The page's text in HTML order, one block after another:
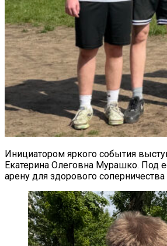
Инициатором яркого события
Екатерина Олеговна Мурашко. Под
арену для здорового